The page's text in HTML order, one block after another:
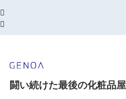
闘い続けた最後の化粧品屋